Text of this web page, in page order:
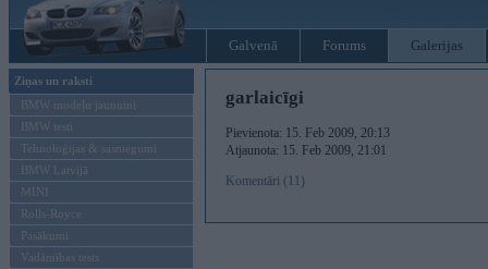
Galvenā Forums Galerijas
Ziņas un raksti
BMW modeļu jaunumi
BMW testi
Tehnoloģijas & sasniegumi
BMW Latvijā
MINI
Rolls-Royce
Pasākumi
Vadāmības tests
garlaicīgi
Pievienota: 15. Feb 2009, 20:13
Atjaunota: 15. Feb 2009, 21:01
Komentāri (11)